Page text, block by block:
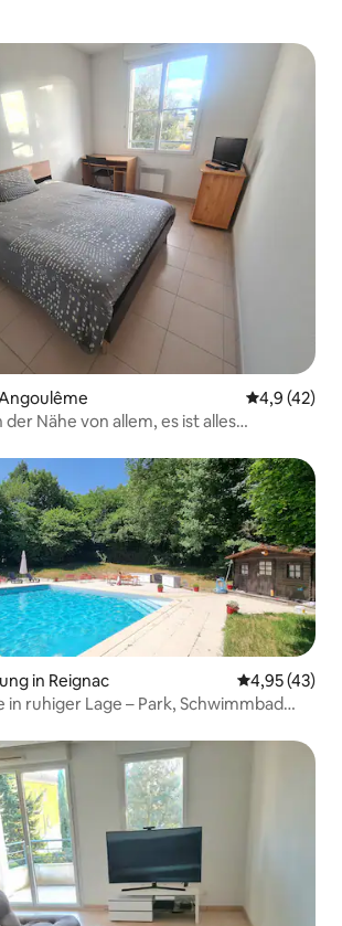
4,9 (42)
der Nähe von allem, es ist alles
in Reignac
4,95 (43)
in ruhiger Lage – Park, Schwimmbad